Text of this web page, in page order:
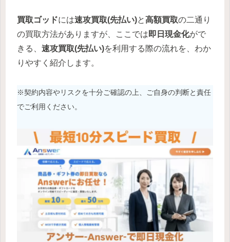
買取ゴッドには速攻買取(先払い)と高額買取の二通り
の買取方法がありますが、ここでは 即日現金化がで
きる、 速攻買取(先払い)を利用する際の流れを、わか
りやすく紹介します。
※契約内容やリスクを十分ご確認の上、ご自身の判断と責任
でご利用ください。